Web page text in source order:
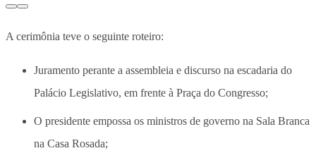
A cerimônia teve o seguinte roteiro:
Juramento perante a assembleia e discurso na escadaria do
Palácio Legislativo, em frente à Praça do Congresso;
O presidente empossa os ministros de governo na Sala Branca
na Casa Rosada;